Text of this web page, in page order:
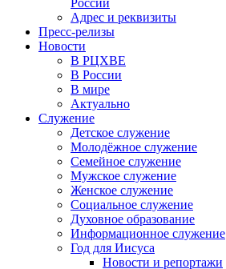
России
Адрес и реквизиты
Пресс-релизы
Новости
В РЦХВЕ
В России
В мире
Актуально
Служение
Детское служение
Молодёжное служение
Семейное служение
Мужское служение
Женское служение
Социальное служение
Духовное образование
Информационное служение
Год для Иисуса
Новости и репортажи